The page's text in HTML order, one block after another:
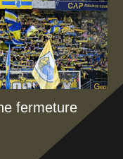
fermeture